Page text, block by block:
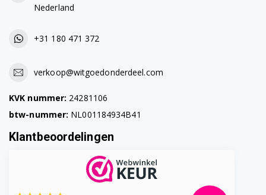
Nederland
+31 180 471 372
verkoop@witgoedonderdeel.com
KVK nummer: 24281106
btw-nummer: NL001184934B41
Klantbeoordelingen